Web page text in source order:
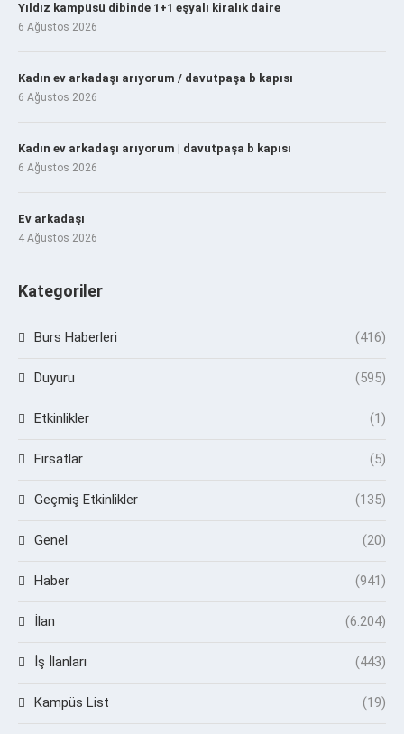
Yıldız kampüsü dibinde 1+1 eşyalı kiralık daire
6 Ağustos 2026
Kadın ev arkadaşı arıyorum / davutpaşa b kapısı
6 Ağustos 2026
Kadın ev arkadaşı arıyorum | davutpaşa b kapısı
6 Ağustos 2026
Ev arkadaşı
4 Ağustos 2026
Kategoriler
Burs Haberleri (416)
Duyuru (595)
Etkinlikler (1)
Fırsatlar (5)
Geçmiş Etkinlikler (135)
Genel (20)
Haber (941)
İlan (6.204)
İş İlanları (443)
Kampüs List (19)